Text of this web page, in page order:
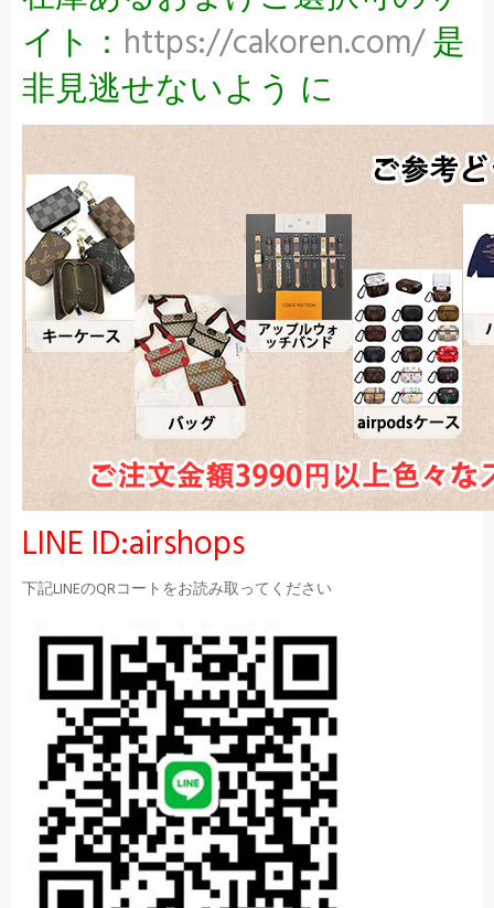
イト： https://cakoren.com/是
非見逃せないよう に
LINE ID:airshops
下記LINEのQRコートをお読み取ってください